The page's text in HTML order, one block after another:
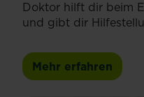
Doktor hilft dir beim
und gibt dir
Mehr erfahren